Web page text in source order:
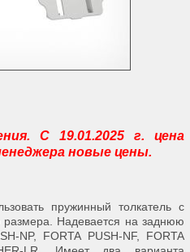
С 19.01.2025 г. цена
новые цены.
пружинный толкатель с
размера. Надевается на заднюю
NP, FORTA PUSH-NF, FORTA